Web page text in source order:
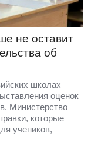
не оставит
об
школах
оценок
Министерство
которые
учеников,